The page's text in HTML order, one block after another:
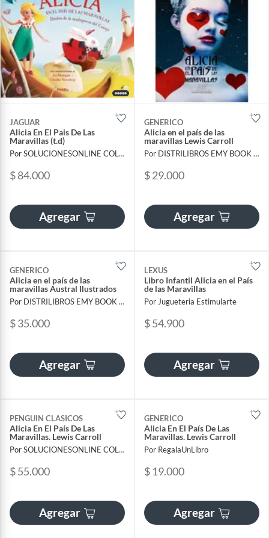
JAGUAR
Alicia En El Pais De Las
Maravillas (t.d)
Por SOLUCIONESONLINE COLOMBIA SAS
$ 84.000
Agregar
GENERICO
Alicia en el país de las
maravillas Lewis Carroll
Por DISTRILIBROS EMY BOOK SAS
$ 29.000
Agregar
GENERICO
Alicia en el país de las
maravillas Austral Ilustrados
Por DISTRILIBROS EMY BOOK SAS
$ 35.000
Agregar
LEXUS
Libro Infantil Alicia en el País
de las Maravillas
Por Jugueteria Estimularte
$ 54.900
Agregar
PENGUIN CLASICOS
Alicia En El País De Las
Maravillas. Lewis Carroll
Por SOLUCIONESONLINE COLOMBIA SAS
$ 55.000
Agregar
GENERICO
Alicia En El País De Las
Maravillas. Lewis Carroll
Por RegalaUnLibro
$ 19.000
Agregar